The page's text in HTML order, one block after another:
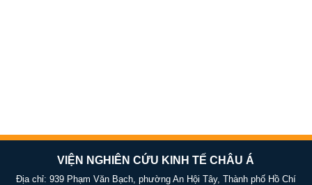
VIỆN NGHIÊN CỨU KINH TẾ CHÂU Á
Địa chỉ: 939 Phạm Văn Bạch, phường An Hội Tây, Thành phố Hồ Chí